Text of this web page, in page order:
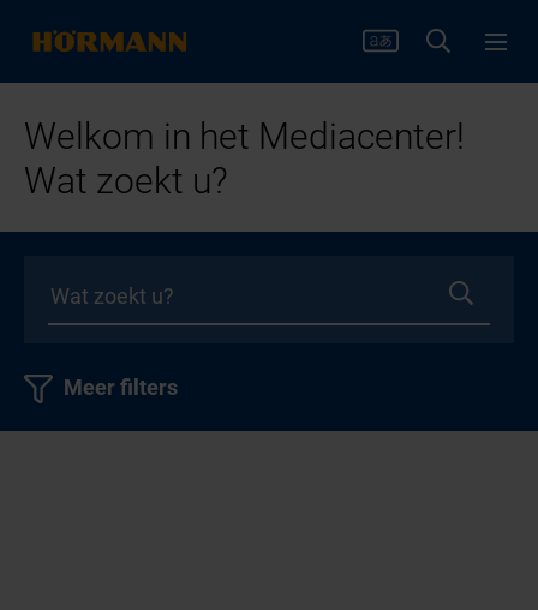
Welkom in het Mediacenter!
Wat zoekt u?
Meer filters